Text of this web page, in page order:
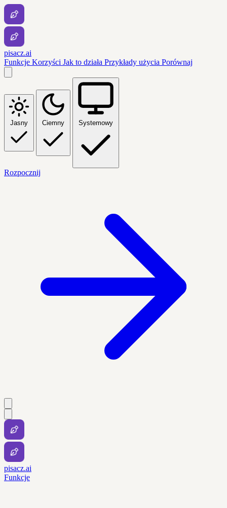
pisacz.ai
Funkcje Korzyści Jak to działa Przykłady użycia Porównaj
Jasny Ciemny Systemowy
Rozpocznij
pisacz.ai
Funkcje